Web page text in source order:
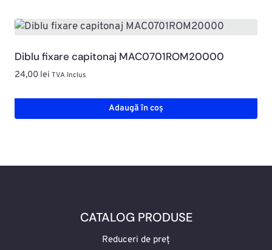
Diblu fixare capitonaj MAC0701ROM20000
24,00 lei TVA Inclus
Adaugă în coș
CATALOG PRODUSE
Reduceri de preț